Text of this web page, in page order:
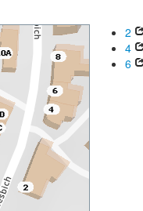
2
4
6